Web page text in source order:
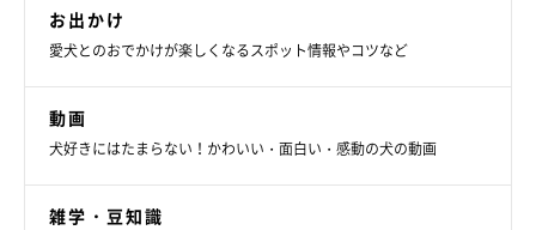
お出かけ
愛犬とのおでかけが楽しくなるスポット情報やコツなど
動画
犬好きにはたまらない！かわいい・面白い・感動の犬の動画
雑学・豆知識